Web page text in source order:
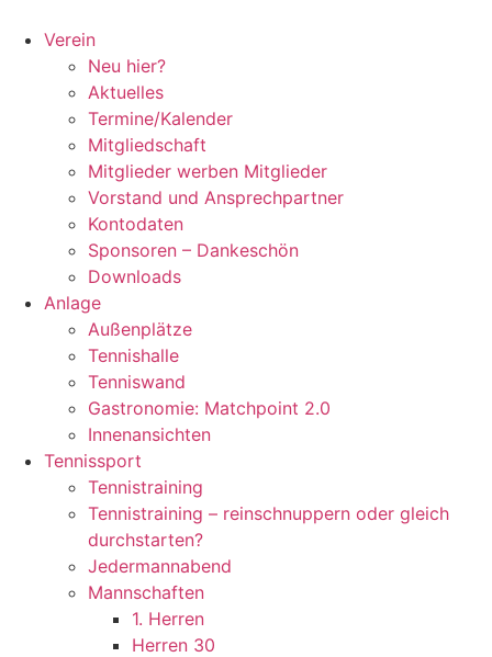
Inhalt
springen
Verein
Neu hier?
Aktuelles
Termine/Kalender
Mitgliedschaft
Mitglieder werben Mitglieder
Vorstand und Ansprechpartner
Kontodaten
Sponsoren – Dankeschön
Downloads
Anlage
Außenplätze
Tennishalle
Tenniswand
Gastronomie: Matchpoint 2.0
Innenansichten
Tennissport
Tennistraining
Tennistraining – reinschnuppern oder gleich
durchstarten?
Jedermannabend
Mannschaften
1. Herren
Herren 30